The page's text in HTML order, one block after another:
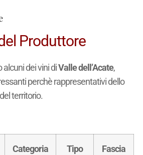
Produttore
dei vini diValle dell’Acate,
perchè rappresentativi dello
territorio.
Categoria Tipo
Fascia